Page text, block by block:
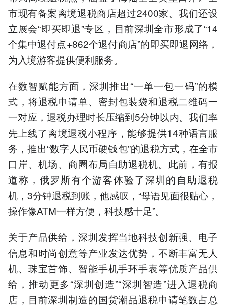
市现有备案离境退税商店超过2400家。我们还设
立展会“即买即退”专区，目前深圳全市形成了“14
个集中退付点+862个退付商店”的即买即退网络，
为入境游客提供便利服务。
在数智赋能方面，深圳推出“一单一包一码”的模
式，将退税申请单、密封包装袋和退税二维码一
一对应，退税办理时长压缩到5分钟以内。我们率
先上线了离境退税小程序，能够提供14种语言服
务，推出“数字人民币硬钱包”的退税方式，在全市
口岸、机场、商圈布局自助退税机。此前，有报
道称，俄罗斯有个游客体验了深圳的自助退税
机，3分钟退税到账，他感叹，“母语见面很贴心，
操作像ATM一样方便，科技感十足”。
关于产品供给，深圳发挥当地科技创新强、电子
信息和时尚创意等产业发达优势，不断丰富无人
机、珠宝首饰、智能手机手环手表等优质产品供
给，推动更多“深圳创造”“深圳智造”进入退税商
店，目前深圳制造的国货潮品退税申请笔数占总